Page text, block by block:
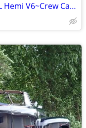
2012 Ram 1500 Laramie~4WD~5.7L Hemi V6~Crew Cab~Leather+Sunroof~Financ